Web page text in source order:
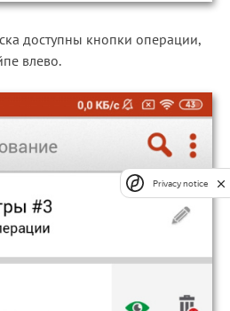
доступны кнопки операции,
влево.
Privacy notice